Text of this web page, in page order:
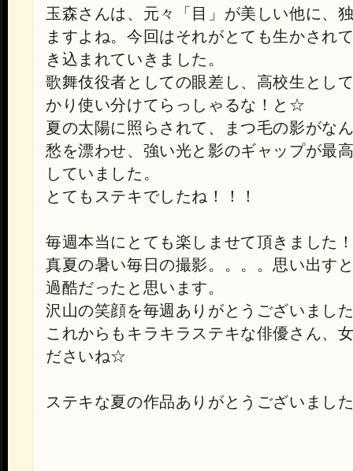
玉森さんは、元々「目」が美しい他に、
ますよね。今回はそれがとても生かされ
き込まれていきました。
歌舞伎役者としての眼差し、高校生とし
かり使い分けてらっしゃるな！と☆
夏の太陽に照らされて、まつ毛の影がな
愁を漂わせ、強い光と影のギャップが最
していました。
とてもステキでしたね！！！
毎週本当にとても楽しませて頂きました
真夏の暑い毎日の撮影。。。。思い出す
過酷だったと思います。
沢山の笑顔を毎週ありがとうございまし
これからもキラキラステキな俳優さん、
ださいね☆
ステキな夏の作品ありがとうございまし